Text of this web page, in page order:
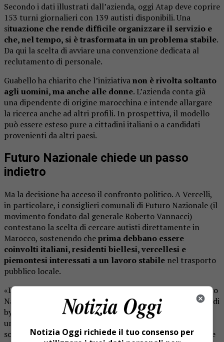
Secondo i dati illustrati dall’azienda, oggi Atap deve coprire
153 turni giornalieri con 139 autisti disponibili. Una
situazione che rende difficile organizzare il servizio e
che, nel tempo, si è trasformata in un problema stabile.
Da qui la scelta di avviare una convenzione dedicata al
reclutamento di personale.
Guabello ha chiarito che l’iniziativanon è rivolta soltanto
agli uomini, ma anche alle donne. L’azienda conta già
una dipendente di origine marocchina e intende allargare
la ricerca anche ad altri profili. In prospettiva, il modello
può essere esteso pure a cittadini italiani o a candidati
provenienti da altri paesi.
Futuro Nazionale chiede un passo
indietro
Ma la decisione ha acceso il confronto politico. A Vercelli,
in particolare, i consiglieri comunali di Futuro Nazionale (il
movimento fondato dal generale Roberto Vannacci)
contestano la scelta di cercare autisti direttamente in
Marocco, sostenendo cheprima debbano essere
coinvolti italiani, residenti biellesi, vercellesi e
piemontesi interessati a un lavoro stabile nel trasporto
pubblico locale.
«Di fronte alla cronica carenza di personale – scrive Futuro
Nazionale – l’amministrazione pubblica e l’Atap scelgono di
bypassare i cittadini italiani per rivolgersi direttamente a
un Paese extra-Ue. Questa operazione, presentata come
soluzione innovativa, rappresenta invece un segnale grave
Notizia Oggi richiede il tuo consenso per